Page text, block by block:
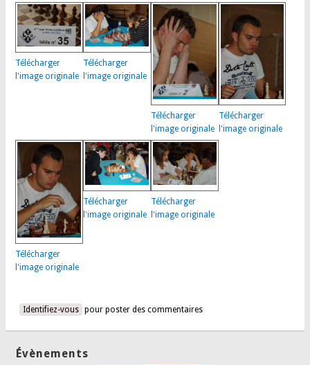
Télécharger
l'image originale
Télécharger
l'image originale
Télécharger
l'image originale
Télécharger
l'image originale
Télécharger
l'image originale
Télécharger
l'image originale
Télécharger
l'image originale
Identifiez-vous pour poster des commentaires
Évènements